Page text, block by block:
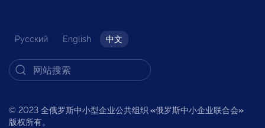
Русский English 中文
© 2023 全俄罗斯中小型企业公共组织 «俄罗斯中小企业联合会»
版权所有。